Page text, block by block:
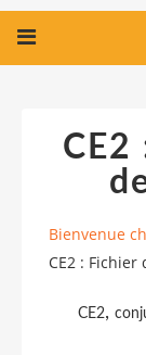
CE2
Bienvenue
CE2 :
CE2,